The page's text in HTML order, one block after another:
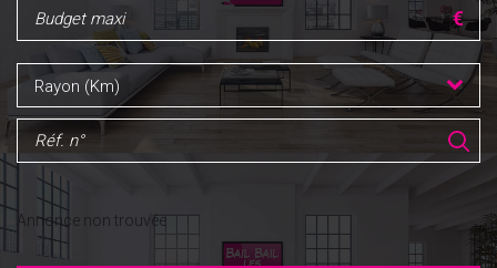
Rayon (Km)
Annonce non trouvée